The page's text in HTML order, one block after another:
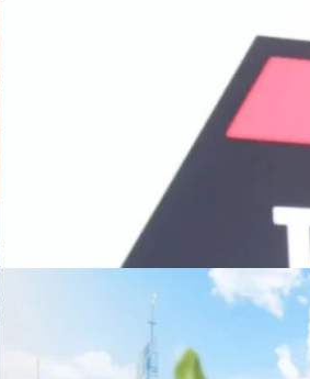
หลายแห่งในจีน เราเชื่อมั่นว่าความร่วมมือระห
Recurring Revenue เร่งเครื่อง
บริษัท ซินเน็ค (ประเทศไทย) จำกัด (มหาชน) ห
ไตรมาส 2 และงวด 6 เดือนแรกของปี 2569 เติ
เติบโตของรายได้อย่างมีนัยสำคัญ พร้อมประก
ไม่ได้รับสิทธิปันผล (XD) วันที่ 19 สิงหาคม
ธิดา มงคลสุธี ประธานเจ้าหน้าที่บริหาร บริษัท
แรกบริษัทเดินหน้าขับเคลื่อน Business
สินค้าไอที สู่การเป็น Digital Infrastructure
สัดส่วนธุรกิจที่มีมูลค่าเพิ่ม ควบคู่กับการขยายเ
| 1 days ago
ครบรอบ 6 ปี สำนักข่าว TODAY เปิ
TRANSITION ถกแนวทางปรับตัว